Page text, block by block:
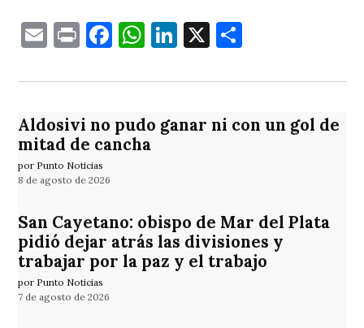
EmailPrintFacebook
WhatsApp
LinkedIn
X
Aldosivi no pudo ganar ni con un gol de
mitad de cancha
por Punto Noticias
8 de agosto de 2026
San Cayetano: obispo de Mar del Plata
pidió dejar atrás las divisiones y
trabajar por la paz y el trabajo
por Punto Noticias
7 de agosto de 2026